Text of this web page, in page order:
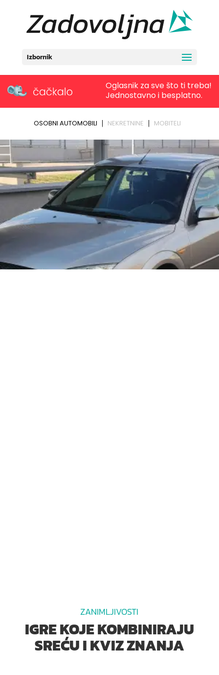
Izbornik
ZANIMLJIVOSTI
IGRE KOJE KOMBINIRAJU
SREĆU I KVIZ ZNANJA